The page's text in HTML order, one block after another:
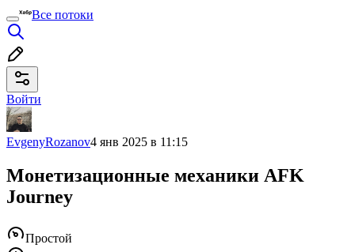
Все потоки
Войти
EvgenyRozanov4 янв 2025 в 11:15
Монетизационные механики AFK
Journey
Простой